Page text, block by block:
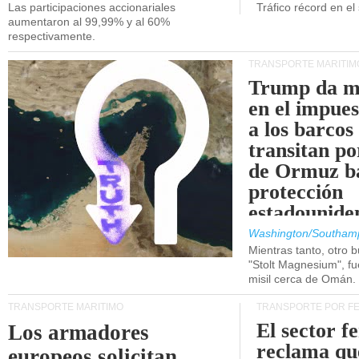
Las participaciones accionariales
aumentaron al 99,99% y al 60%
respectivamente.
Tráfico récord en
TRANSPORTE
Trump da
en el
a los barcos
transitan
de Ormuz
protección
Washington/
Mientras tanto, otro
"Stolt Magnesium",
misil cerca de Omán.
TRANSPORTE MARÍTIMO
Los armadores
TRANSPORTE POR
El sector
reclama